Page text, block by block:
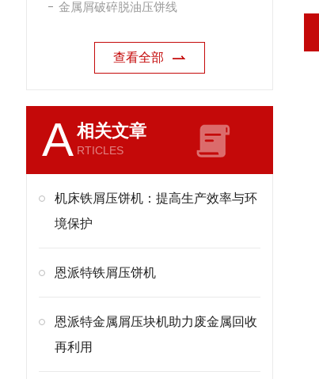
金属屑破碎脱油压饼线
查看全部
A相关文章
RTICLES
机床铁屑压饼机：提高生产效率与环
境保护
恩派特铁屑压饼机
恩派特金属屑压块机助力废金属回收
再利用